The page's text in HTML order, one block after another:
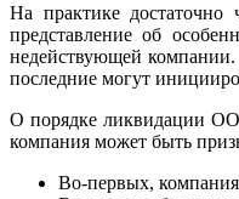
На практике
представление об
недействующей компании.
последние могут
О порядке ликвидации
компания может быть
Во-первых, компания